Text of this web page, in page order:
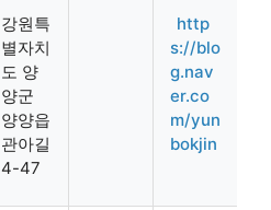
강원특
별자치
도 양
양군
양양읍
관아길
4-47
http
s://blo
g.nav
er.co
m/yun
bokjin